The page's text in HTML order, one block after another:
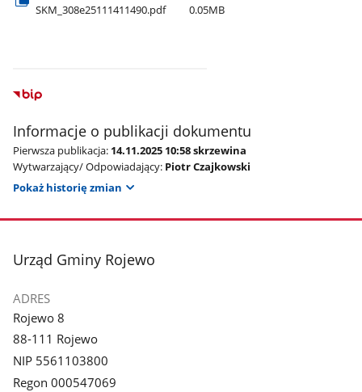
SKM​_308e25111411490.pdf 0.05MB
Informacje o publikacji dokumentu
Pierwsza publikacja: 14.11.2025 10:58 skrzewina
Wytwarzający/ Odpowiadający: Piotr Czajkowski
Pokaż historię zmian
stopka
Urząd Gminy Rojewo
ADRES
Rojewo 8
88-111 Rojewo
NIP 5561103800
Regon 000547069